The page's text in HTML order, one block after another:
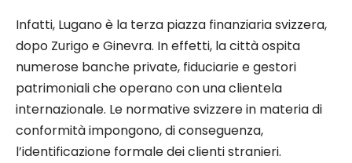
Infatti, Lugano è la terza piazza finanziaria svizzera,
dopo Zurigo e Ginevra. In effetti, la città ospita
numerose banche private, fiduciarie e gestori
patrimoniali che operano con una clientela
internazionale. Le normative svizzere in materia di
conformità impongono, di conseguenza,
l’identificazione formale dei clienti stranieri.